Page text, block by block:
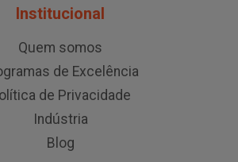
Institucional
Quem somos
de Excelência
de Privacidade
Indústria
Blog